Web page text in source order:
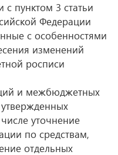
с пунктом 3 статьи
Федерации
с особенностями
изменений
росписи
и межбюджетных
уточнение
по средствам,
отдельных